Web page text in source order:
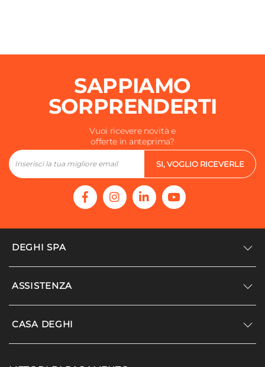
SAPPIAMO
SORPRENDERTI
Vuoi ricevere novità e
offerte in anteprima?
SI, VOGLIO RICEVERLE
DEGHI SPA
Accedi/Registrati
ASSISTENZA
Supporto
CASA DEGHI